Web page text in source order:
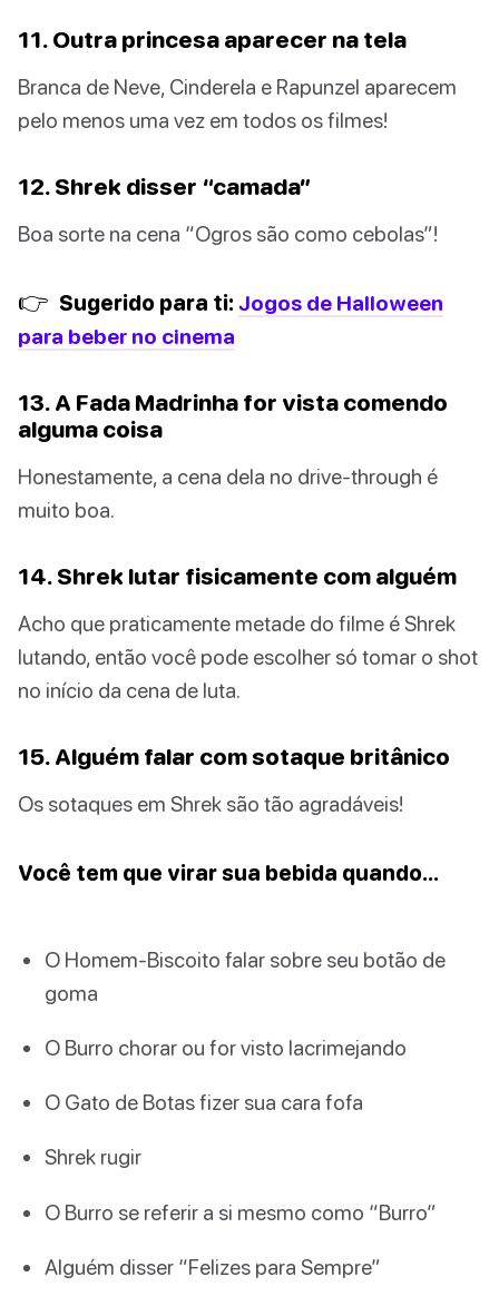
11. Outra princesa aparecer na tela
Branca de Neve, Cinderela e Rapunzel aparecem
pelo menos uma vez em todos os filmes!
12. Shrek disser “camada”
Boa sorte na cena “Ogros são como cebolas”!
👉 Sugerido para ti: Jogos de Halloween
para beber no cinema
13. A Fada Madrinha for vista comendo
alguma coisa
Honestamente, a cena dela no drive-through é
muito boa.
14. Shrek lutar fisicamente com alguém
Acho que praticamente metade do filme é Shrek
lutando, então você pode escolher só tomar o shot
no início da cena de luta.
15. Alguém falar com sotaque britânico
Os sotaques em Shrek são tão agradáveis!
Você tem que virar sua bebida quando…
O Homem-Biscoito falar sobre seu botão de
goma
O Burro chorar ou for visto lacrimejando
O Gato de Botas fizer sua cara fofa
Shrek rugir
O Burro se referir a si mesmo como “Burro”
Alguém disser “Felizes para Sempre”